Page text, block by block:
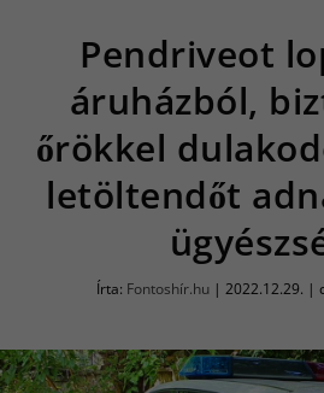
Pendriveot
áruházból,
őrökkel
letöltendőt
Írta: Fontoshír.hu| 2022.12.29. |